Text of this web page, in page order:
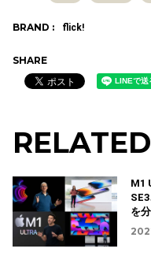
BRAND : flick!
SHARE
RELATED
M1
を